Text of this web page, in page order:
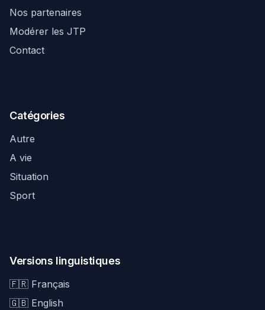
Nos partenaires
Modérer les JTP
Contact
Catégories
Autre
A vie
Situation
Sport
Versions linguistiques
🇫🇷 Français
🇬🇧 English